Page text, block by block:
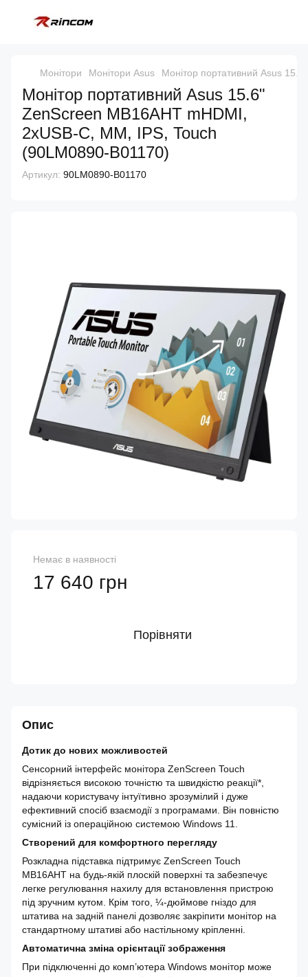
Монітори Монітори Asus Монітор портативний Asus
Монітор портативний Asus 15.6"
ZenScreen MB16AHT mHDMI,
2xUSB-C, MM, IPS, Touch
(90LM0890-B01170)
Артикул: 90LM0890-B01170
Немає в наявності
17 640 грн
Порівняти
Опис
Дотик до нових можливостей
Сенсорний інтерфейс монітора ZenScreen Touch
відрізняється високою точністю та швидкістю реакції*,
надаючи користувачу інтуїтивно зрозумілий і дуже
ефективний спосіб взаємодії з програмами. Він повністю
сумісний із операційною системою Windows 11.
Створений для комфортного перегляду
Розкладна підставка підтримує ZenScreen Touch
MB16AHT на будь-якій плоскій поверхні та забезпечує
легке регулювання нахилу для встановлення пристрою
під зручним кутом. Крім того, ¼-дюймове гніздо для
штатива на задній панелі дозволяє закріпити монітор на
стандартному штативі або настільному кріпленні.
Автоматична зміна орієнтації зображення
При підключенні до комп’ютера Windows монітор може